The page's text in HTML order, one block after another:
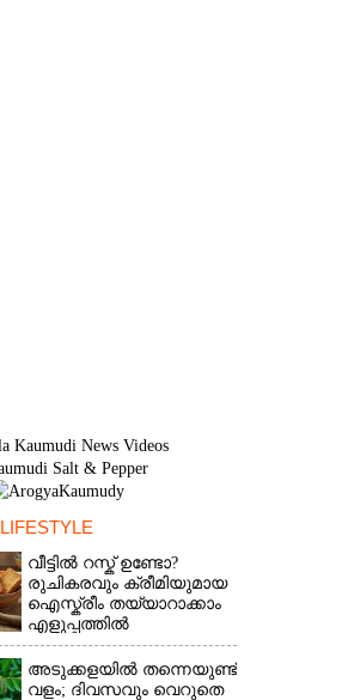
LIFESTYLE
വീട്ടിൽ റസ്ക് ഉണ്ടോ?
രുചികരവും ക്രീമിയുമായ
ഐസ്ക്രീം തയ്യാറാക്കാം
എളുപ്പത്തിൽ
അടുക്കളയിൽ തന്നെയുണ്ട്
വളം; ദിവസവും വെറുതെ